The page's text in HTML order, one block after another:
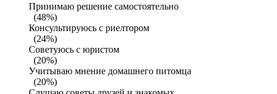
Принимаю решение самостоятельно
(48%)
Консультируюсь с риелтором
(24%)
Советуюсь с юристом
(20%)
Учитываю мнение домашнего питомца
(20%)